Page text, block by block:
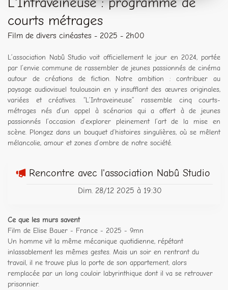
courts métrages
Film de divers cinéastes - 2025 - 2h00
L’association Nabû Studio voit officiellement le jour en 2024, portée
par l’envie commune de rassembler de jeunes passionnés de cinéma
autour de créations de fiction. Notre ambition : contribuer au
paysage audiovisuel toulousain en y insufflant des œuvres originales,
variées et créatives. “L’Intraveineuse” rassemble cinq courts-
métrages nés d’un appel à scénarios qui a offert à de jeunes
passionnés l’occasion d’explorer pleinement l’art de la mise en
scène. Plongez dans un bouquet d’histoires singulières, où se mêlent
mélancolie, amour et zones d’ombre de notre société.
Rencontre avec l'association Nabû Studio
Dim. 28/12 2025 à 19:30
Ce que les murs savent
Film de Elise Bauer - France - 2025 - 9mn
Un homme vit la même mécanique quotidienne, répétant
inlassablement les mêmes gestes. Mais un soir en rentrant du
travail, il ne trouve plus la porte de son appartement, alors
remplacée par un long couloir labyrinthique dont il va se retrouver
prisonnier.